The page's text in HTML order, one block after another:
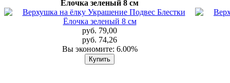
Ёлочка зеленый 8 см
руб. 79,00
руб. 74,26
Вы экономите: 6.00%